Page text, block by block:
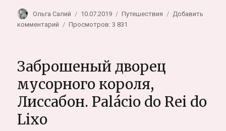
Автор
Ольга Салий Опубликовано
10.07.2019 Рубрики
Путешествия
Добавить
комментарий
рай
серферов
в
Португалии
Просмотров: 3 831
Заброшеный дворец
мусорного короля,
Лиссабон. Palácio do Rei do
Lixo